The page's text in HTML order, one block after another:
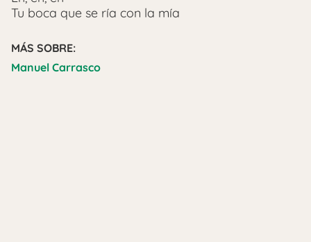
Tu boca que se ría con la mía
MÁS SOBRE:
Manuel Carrasco